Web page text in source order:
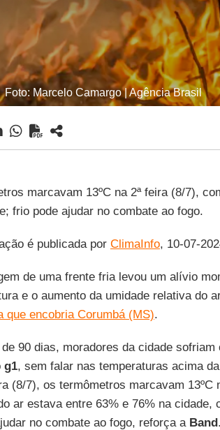
Foto: Marcelo Camargo | Agência Brasil
marcavam 13ºC na 2ª feira (8/7),
frio pode ajudar no combate ao fogo.
é publicada por ClimaInfo, 10-07-
de uma frente fria levou um alívio
e o aumento da umidade relativa do
que encobria Corumbá (MS).
90 dias, moradores da cidade
g1, sem falar nas temperaturas acima
(8/7), os termômetros marcavam
ar estava entre 63% e 76% na cidade,
no combate ao fogo, reforça a Band.